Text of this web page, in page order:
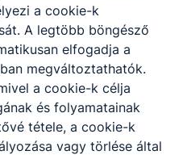
Letöltés
a cookie-k
A legtöbb böngésző
elfogadja a
megváltoztathatók.
a cookie-k célja
és folyamatainak
tétele, a cookie-k
vagy törlése által